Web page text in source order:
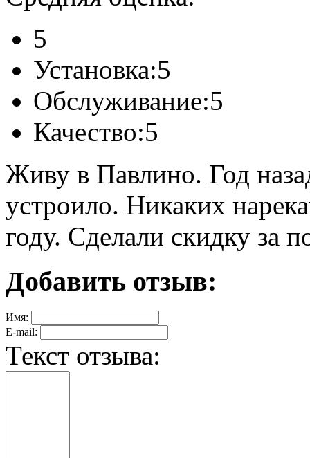
5
Установка:5
Обслуживание:5
Качество:5
Живу в Павлино. Год
устроило. Никаких
году. Сделали скидку за
Добавить отзыв:
Имя:
E-mail:
Текст отзыва: